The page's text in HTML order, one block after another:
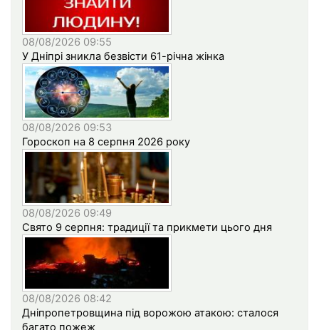
08/08/2026 09:55
У Дніпрі зникла безвісти 61-річна жінка
08/08/2026 09:53
Гороскоп на 8 серпня 2026 року
08/08/2026 09:49
Свято 9 серпня: традиції та прикмети цього дня
08/08/2026 08:42
Дніпропетровщина під ворожою атакою: сталося
багато пожеж